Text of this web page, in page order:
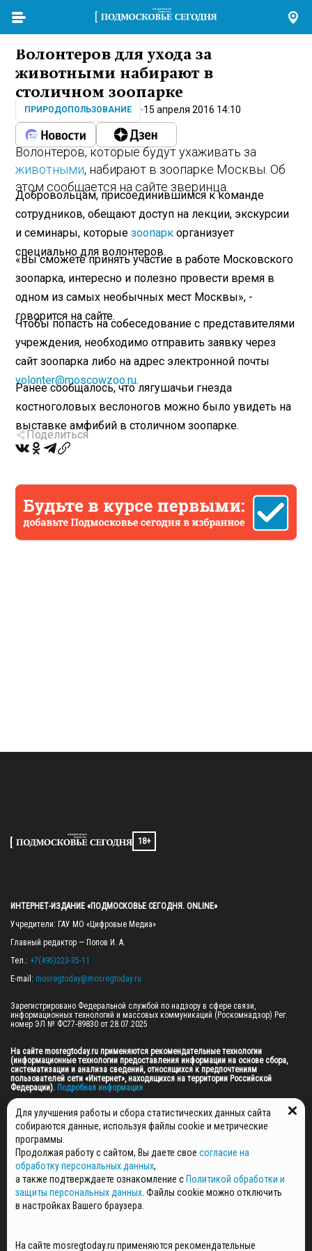
Волонтеров для ухода за
животными набирают в
столичном зоопарке
ПРИРОДОПОЛЬЗОВАНИЕ 15 апреля 2016 14:10
Волонтеров, которые будут ухаживать за
животными, набирают в зоопарке Москвы. Об
этом сообщается на сайте зверинца.
Добровольцам, присоединившимся к команде
сотрудников, обещают доступ на лекции, экскурсии
и семинары, которыезоопарк организует
специально для волонтеров.
«Вы сможете принять участие в работе Московского
зоопарка, интересно и полезно провести время в
одном из самых необычных мест Москвы», -
говорится на сайте.
Чтобы попасть на собеседование с представителями
учреждения, необходимо отправить заявку через
сайт зоопарка либо на адрес электронной почты
volonter@moscowzoo.ru.
Ранее сообщалось, что лягушачьи гнезда
костноголовых веслоногов можно было увидеть на
выставке амфибий в столичном зоопарке.
Поделиться
18+
ИНТЕРНЕТ-ИЗДАНИЕ «ПОДМОСКОВЬЕ СЕГОДНЯ. ONLINE»
Учредители: ГАУ МО «Цифровые Медиа»
Главный редактор — Попов И. А.
Тел.: +7(495)223-35-11
E-mail: mosregtoday@mosregtoday.ru
Зарегистрировано Федеральной службой по надзору в сфере связи,
информационных технологий и массовых коммуникаций (Роскомнадзор) Рег.
номер ЭЛ № ФС77-89830 от 28.07.2025
На сайте mosregtoday.ru применяются рекомендательные технологии
(информационные технологии предоставления информации на основе сбора,
систематизации и анализа сведений, относящихся к предпочтениям
пользователей сети «Интернет», находящихся на территории Российской
Федерации). Подробная информация
© 2026 ПРАВА НА ВСЕ МАТЕРИАЛЫ САЙТА ПРИНАДЛЕЖАТ ГАУ МО "ЦИФРОВЫЕ
МЕДИА" (ОГРН: 1255000059467).
ПОЛИТИКА ОБРАБОТКИ И ЗАЩИТЫ ПЕРСОНАЛЬНЫХ ДАННЫХ
НОВОСТИ
ГАЗЕТЫ
РЕКЛАМОДАТЕЛЯМ
СПЕЦПРОЕКТЫ
Для улучшения работы и сбора статистических данных сайта
собираются данные, используя файлы cookie и метрические
программы.
Продолжая работу с сайтом, Вы даете свое согласие на
обработку персональных данных,
а также подтверждаете ознакомление с Политикой обработки и
защиты персональных данных . Файлы cookie можно отключить
в настройках Вашего браузера.
На сайте mosregtoday.ru применяются рекомендательные